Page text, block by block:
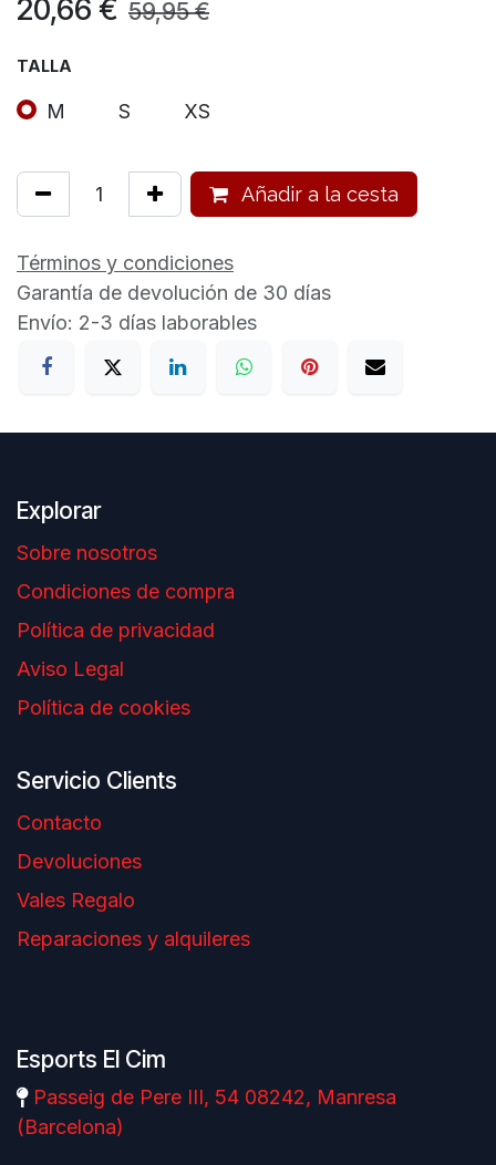
20,66 € 59,95€
TALLA
M S XS
Añadir a la cesta
Términos y condiciones
Garantía de devolución de 30 días
Envío: 2-3 días laborables
Explorar
Sobre nosotros
Condiciones de compra
Política de privacidad
Aviso Legal
Política de cookies
Servicio Clients
Contacto
Devoluciones
Vales Regalo
Reparaciones y alquileres
Esports El Cim
Passeig de Pere III, 54 08242, Manresa
(Barcelona)